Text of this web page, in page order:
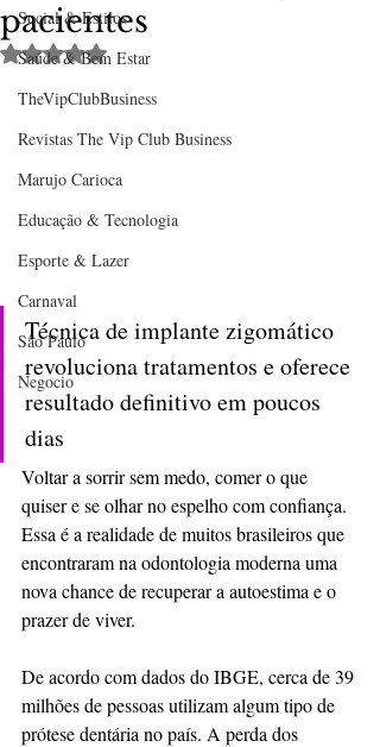
Social & Estilos
Saúde & Bem Estar
TheVipClubBusiness
Revistas The Vip Club Business
Marujo Carioca
Educação & Tecnologia
Esporte & Lazer
Carnaval
São Paulo
Negocio
pacientes
Avaliado com NaN de 5 estrelas.
Técnica de implante zigomático
revoluciona tratamentos e oferece
resultado definitivo em poucos
dias
Voltar a sorrir sem medo, comer o que
quiser e se olhar no espelho com confiança.
Essa é a realidade de muitos brasileiros que
encontraram na odontologia moderna uma
nova chance de recuperar a autoestima e o
prazer de viver.
De acordo com dados do IBGE, cerca de 39
milhões de pessoas utilizam algum tipo de
prótese dentária no país. A perda dos